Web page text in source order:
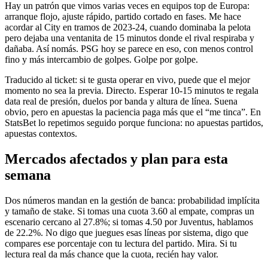
Hay un patrón que vimos varias veces en equipos top de Europa:
arranque flojo, ajuste rápido, partido cortado en fases. Me hace
acordar al City en tramos de 2023-24, cuando dominaba la pelota
pero dejaba una ventanita de 15 minutos donde el rival respiraba y
dañaba. Así nomás. PSG hoy se parece en eso, con menos control
fino y más intercambio de golpes. Golpe por golpe.
Traducido al ticket: si te gusta operar en vivo, puede que el mejor
momento no sea la previa. Directo. Esperar 10-15 minutos te regala
data real de presión, duelos por banda y altura de línea. Suena
obvio, pero en apuestas la paciencia paga más que el “me tinca”. En
StatsBet lo repetimos seguido porque funciona: no apuestas partidos,
apuestas contextos.
Mercados afectados y plan para esta
semana
Dos números mandan en la gestión de banca: probabilidad implícita
y tamaño de stake. Si tomas una cuota 3.60 al empate, compras un
escenario cercano al 27.8%; si tomas 4.50 por Juventus, hablamos
de 22.2%. No digo que juegues esas líneas por sistema, digo que
compares ese porcentaje con tu lectura del partido. Mira. Si tu
lectura real da más chance que la cuota, recién hay valor.